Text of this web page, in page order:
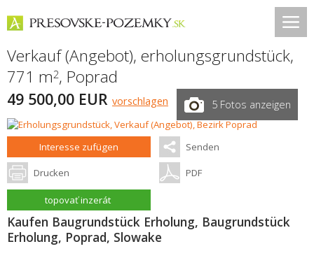
Verkauf (Angebot), erholungsgrundstück,
771 m2, Poprad
49 500,00 EUR vorschlagen 5 Fotos anzeigen
Interesse zufügen Senden
Drucken PDF
topovať inzerát
Kaufen Baugrundstück Erholung, Baugrundstück
Erholung, Poprad, Slowake